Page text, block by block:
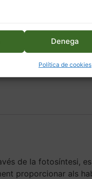
Denega
Política de cookies
de la fotosíntesi,
proporcionar als